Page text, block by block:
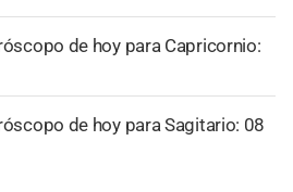
de hoy para Capricornio:
de hoy para Sagitario: 08